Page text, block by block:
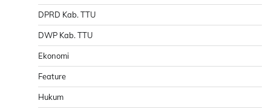
DPRD Kab. TTU
DWP Kab. TTU
Ekonomi
Feature
Hukum